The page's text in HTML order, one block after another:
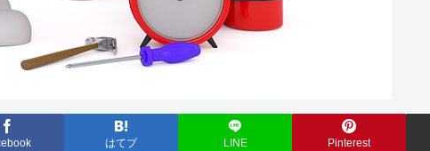
はてブ LINE Pinterest